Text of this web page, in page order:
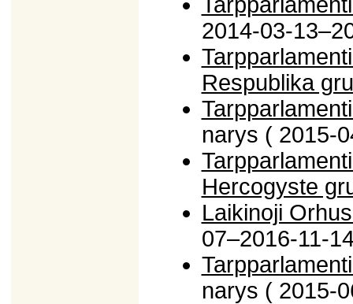
2014-03-
Respublika
narys ( 2015-
Hercogyste
Laikinoji
07–2016-11-
narys ( 2015-